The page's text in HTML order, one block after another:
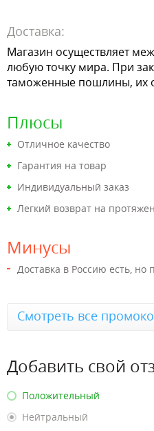
Доставка:
Магазин осуществляет
любую точку мира. При
таможенные пошлины, их
Плюсы
Отличное качество
Гарантия на товар
Индивидуальный заказ
Легкий возврат на
Минусы
Доставка в Россию есть,
Смотреть все
Добавить свой
Положительный
Нейтральный